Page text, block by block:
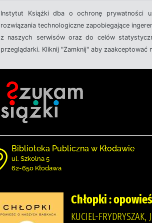
Instytut Książki dba o ochronę prywatności
rozwiązania technologiczne zapobiegające
z naszych serwisów oraz do celów
przeglądarki. Kliknij "Zamknij" aby zaakceptować
Biblioteka Publiczna w Kłodawie
ul. Szkolna 5
62-650 Kłodawa
Chłopki :
KUCIEL-